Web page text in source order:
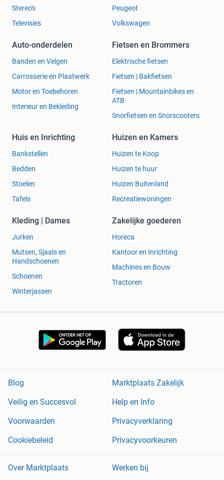
Stereo's
Televisies
Peugeot
Volkswagen
Auto-onderdelen
Banden en Velgen
Carrosserie en Plaatwerk
Motor en Toebehoren
Interieur en Bekleding
Fietsen en Brommers
Elektrische fietsen
Fietsen | Bakfietsen
Fietsen | Mountainbikes en
ATB
Snorfietsen en Snorscooters
Huis en Inrichting
Bankstellen
Bedden
Stoelen
Tafels
Huizen en Kamers
Huizen te Koop
Huizen te huur
Huizen Buitenland
Recreatiewoningen
Kleding | Dames
Jurken
Mutsen, Sjaals en
Handschoenen
Schoenen
Winterjassen
Zakelijke goederen
Horeca
Kantoor en Inrichting
Machines en Bouw
Tractoren
Blog
Marktplaats Zakelijk
Veilig en Succesvol
Help en Info
Voorwaarden
Privacyverklaring
Cookiebeleid
Privacyvoorkeuren
Over Marktplaats Werken bij